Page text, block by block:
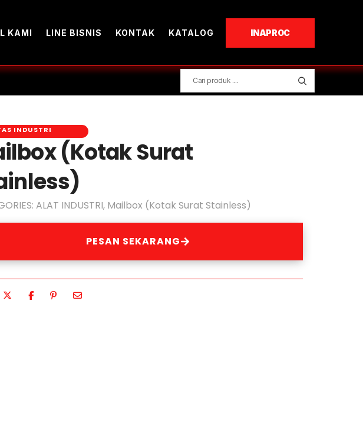
KAMI LINE BISNIS KONTAK KATALOG INAPROC
INDUSTRI
(Kotak Surat
ALAT INDUSTRI, Mailbox (Kotak Surat Stainless)
PESAN SEKARANG